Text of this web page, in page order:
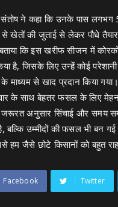
संतोष ने कहा कि उनके पास
से खेतों की जुताई से लेकर पौधे
कि इस खरीफ सीजन में
है, जिसके लिए उन्हें कोई
माध्यम से खाद प्रदान किया
के साथ बेहतर फसल के लिए
अनुसार सिंचाई और समय समय
बल्कि उम्मीदों की फसल भी बन
हम जैसे छोटे किसानों को बहुत
Facebook Twitter